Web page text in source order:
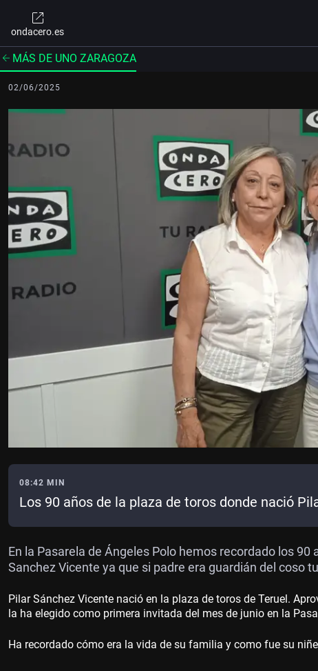
ondacero.es
MÁS DE UNO ZARAGOZA
02/06/2025
08:42 MIN
Los 90 años de la plaza de toros donde nació
En la Pasarela de Ángeles Polo hemos recordado los
Sanchez Vicente ya que si padre era guardián del coso
Pilar Sánchez Vicente nació en la plaza de toros de Teruel.
la ha elegido como primera invitada del mes de junio en la
Ha recordado cómo era la vida de su familia y como fue su